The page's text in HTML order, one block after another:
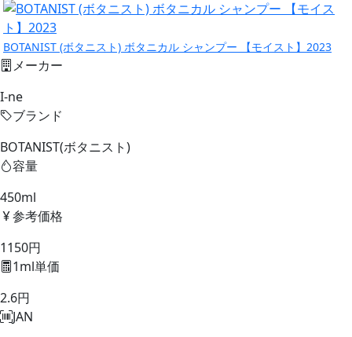
BOTANIST (ボタニスト) ボタニカル シャンプー 【モイスト】2023
メーカー
I-ne
ブランド
BOTANIST(ボタニスト)
容量
450ml
参考価格
1150円
1ml単価
2.6円
JAN